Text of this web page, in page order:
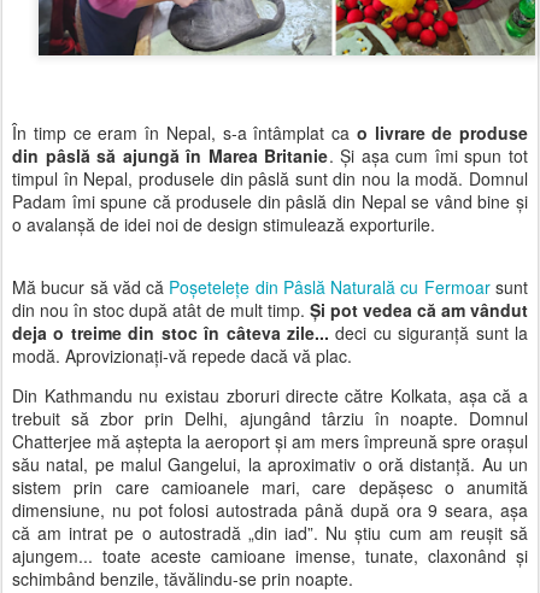
În timp ce eram în Nepal, s-a întâmplat ca o livrare de produse
din pâslă să ajungă în Marea Britanie. Și așa cum îmi spun tot
timpul în Nepal, produsele din pâslă sunt din nou la modă. Domnul
Padam îmi spune că produsele din pâslă din Nepal se vând bine și
o avalanșă de idei noi de design stimulează exporturile.
Mă bucur să văd că Poșetelețe din Pâslă Naturală cu Fermoarsunt
din nou în stoc după atât de mult timp. Și pot vedea că am vândut
deja o treime din stoc în câteva zile... deci cu siguranță sunt la
modă. Aprovizionați-vă repede dacă vă plac.
Din Kathmandu nu existau zboruri directe către Kolkata, așa că a
trebuit să zbor prin Delhi, ajungând târziu în noapte. Domnul
Chatterjee mă aștepta la aeroport și am mers împreună spre orașul
său natal, pe malul Gangelui, la aproximativ o oră distanță. Au un
sistem prin care camioanele mari, care depășesc o anumită
dimensiune, nu pot folosi autostrada până după ora 9 seara, așa
că am intrat pe o autostradă „din iad”. Nu știu cum am reușit să
ajungem... toate aceste camioane imense, tunate, claxonând și
schimbând benzile, tăvălindu-se prin noapte.